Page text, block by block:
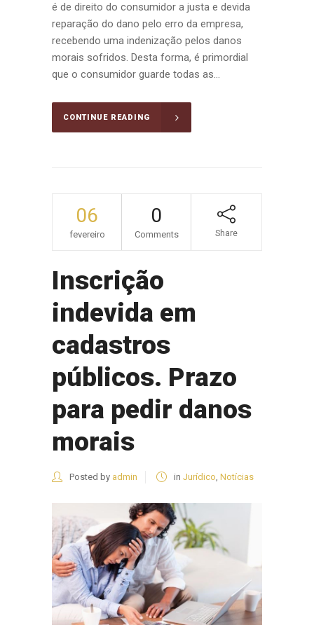
é de direito do consumidor a justa e devida
reparação do dano pelo erro da empresa,
recebendo uma indenização pelos danos
morais sofridos. Desta forma, é primordial
que o consumidor guarde todas as...
CONTINUE READING
06
fevereiro
0
Comments Share
Inscrição
indevida em
cadastros
públicos. Prazo
para pedir danos
morais
Posted by admin in Jurídico, Notícias